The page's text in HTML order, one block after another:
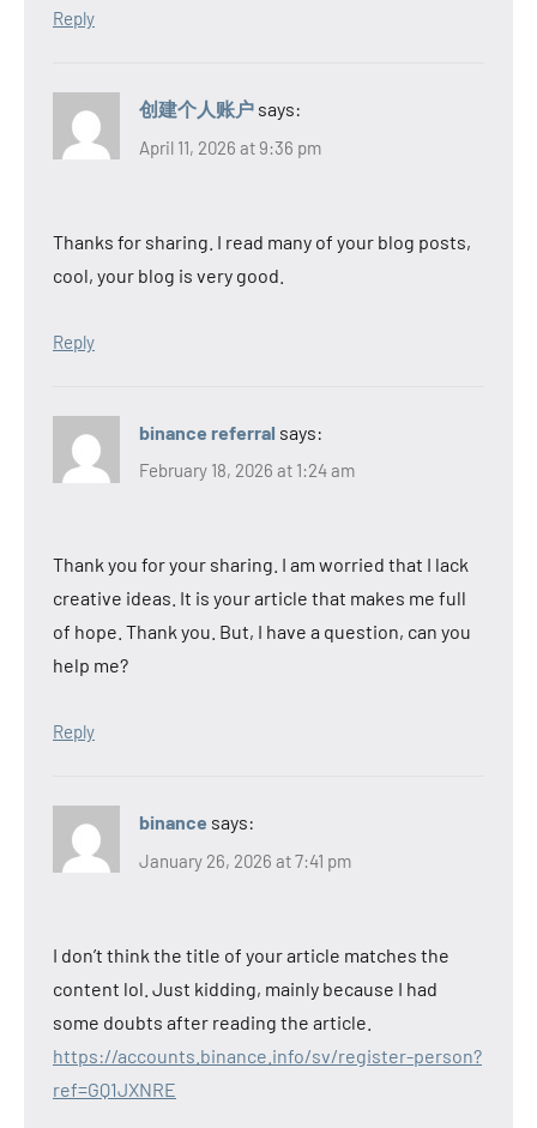
Reply
创建个人账户 says:
April 11, 2026 at 9:36 pm
Thanks for sharing. I read many of your blog posts,
cool, your blog is very good.
Reply
binance referral says:
February 18, 2026 at 1:24 am
Thank you for your sharing. I am worried that I lack
creative ideas. It is your article that makes me full
of hope. Thank you. But, I have a question, can you
help me?
Reply
binance says:
January 26, 2026 at 7:41 pm
I don’t think the title of your article matches the
content lol. Just kidding, mainly because I had
some doubts after reading the article.
https://accounts.binance.info/sv/register-person?
ref=GQ1JXNRE